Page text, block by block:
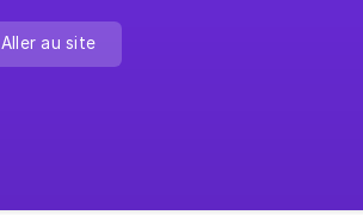
Aller au site